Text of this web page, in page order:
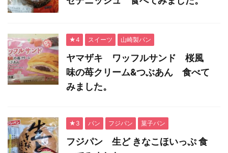
★4 スイーツ 山崎製パン
ヤマザキ ワッフルサンド 桜風
味の苺クリーム&つぶあん 食べて
みました。
★3 パン フジパン 菓子パン
フジパン 生ど きなこほいっぷ 食